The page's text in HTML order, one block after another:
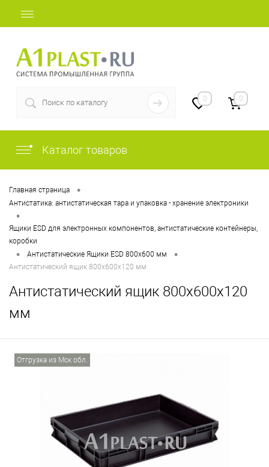
0 0
Каталог товаров
Главная страница •
Антистатика: антистатическая тара и упаковка - хранение электроники
•
Ящики ESD для электронных компонентов, антистатические контейнеры,
коробки
• Антистатические Ящики ESD 800х600 мм •
Антистатический ящик 800х600х120 мм
Антистатический ящик 800х600х120
мм
Отгрузка из Мск обл.